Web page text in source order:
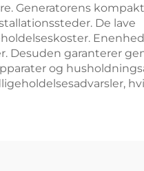
Generatorens
De lave
Desuden garanterer
og